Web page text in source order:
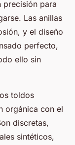
precisión para
Las anillas
y el diseño
perfecto,
ello sin
toldos
orgánica con el
discretas,
sintéticos,